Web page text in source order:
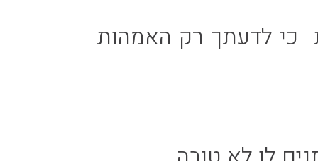
כי לדעתך רק האמהות